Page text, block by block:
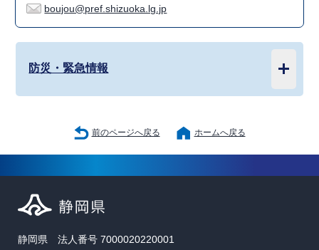
boujou@pref.shizuoka.lg.jp
防災・緊急情報
前のページへ戻る ホームへ戻る
静岡県 法人番号 7000020220001